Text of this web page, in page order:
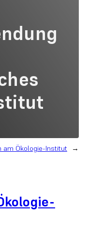
am Ökologie-Institut →